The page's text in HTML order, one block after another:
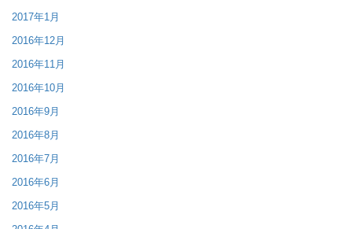
2017年1月
2016年12月
2016年11月
2016年10月
2016年9月
2016年8月
2016年7月
2016年6月
2016年5月